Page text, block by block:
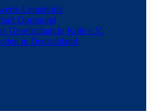
Leppävirta
Dortmund
Gesellschaft in Köln e.V.
in Deutschland